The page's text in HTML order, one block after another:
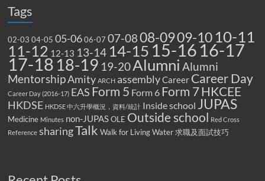
Tags
02-03 04-05 05-06 06-07 07-0808-0909-10 10-11
11-12 12-13 13-14 14-15 15-16 16-17
17-18 18-19 19-20Alumni Alumni
MentorshipAmity ARCH assemblyCareer Career Day
Career Day (2016-17) EAS Form 5 Form 6 Form 7HKCEE
HKDSE HKDSE 中六升學概況，資料/統計 Inside school JUPAS
Medicine Minutes non-JUPAS OLE Outside school Red Cross
Reference sharingTalk Walk for Living Water 求職及面試技巧